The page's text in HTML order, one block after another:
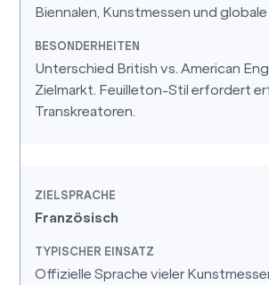
Biennalen, Kunstmessen und
Unterschied British vs. American
Zielmarkt. Feuilleton-Stil erfordert
Transkreatoren.
Französisch
Offizielle Sprache vieler